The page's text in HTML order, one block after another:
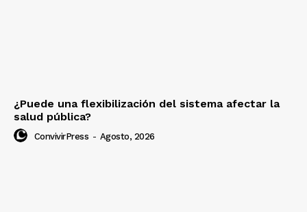
¿Puede una flexibilización del sistema afectar la
salud pública?
ConvivirPress - Agosto, 2026